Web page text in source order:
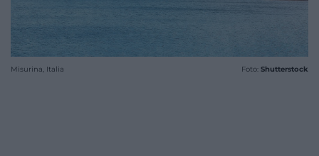
Misurina, Italia Foto: Shutterstock